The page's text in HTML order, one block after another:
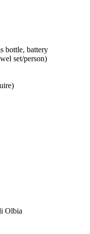
bottle, battery
set/person)
Olbia